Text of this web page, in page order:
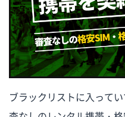
ブラックリストに入って